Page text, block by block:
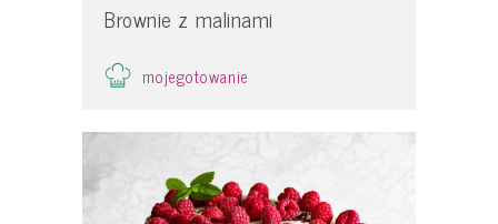
Brownie z malinami
mojegotowanie